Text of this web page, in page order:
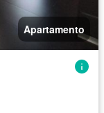
Apartamento